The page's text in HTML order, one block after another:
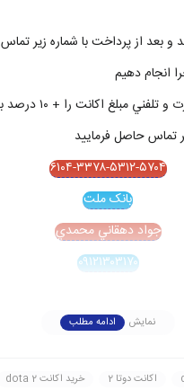
و بعد از پرداخت با شماره زير
انجام دهيم
براي خريد کارت به
تماس حاصل فرماييد
۶۱۰۴-۳۳۷۸-۵۳۱۲-۵۷۰۴
بانک ملت
جواد دهقاني محمدي
۰۹۱۲۱۳۰۳۱۷۰
نمایش ادامه مطلب
اکانت دوتا 2 خريد اکانت dota 2